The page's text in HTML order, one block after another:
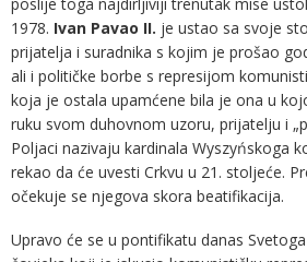
1978. Ivan Pavao II. je ustao sa svoje
prijatelja i suradnika s kojim je prošao
ali i političke borbe s represijom
koja je ostala upamćene bila je ona u
ruku svom duhovnom uzoru, prijatelju i
Poljaci nazivaju kardinala Wyszyńskoga
rekao da će uvesti Crkvu u 21. stoljeće.
očekuje se njegova skora beatifikacija.
Upravo će se u pontifikatu danas